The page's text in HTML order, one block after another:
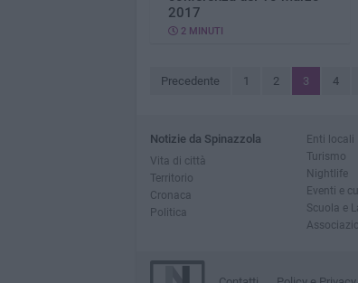
2017
2 MINUTI
Precedente 1 2 3 4
Notizie da Spinazzola
Vita di città
Territorio
Cronaca
Politica
Enti locali
Turismo
Nightlife
Eventi e
Scuola e